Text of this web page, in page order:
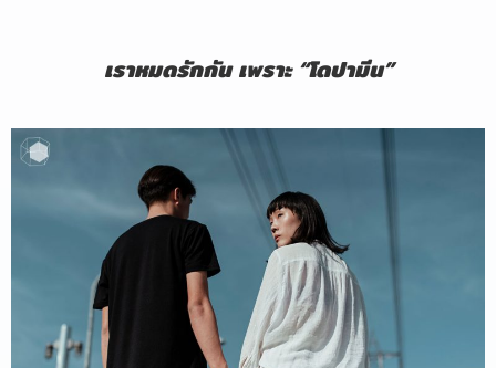
เราหมดรักกัน เพราะ“โดปามีน”